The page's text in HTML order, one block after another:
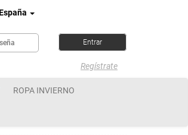
Regístrate
ROPA INVIERNO